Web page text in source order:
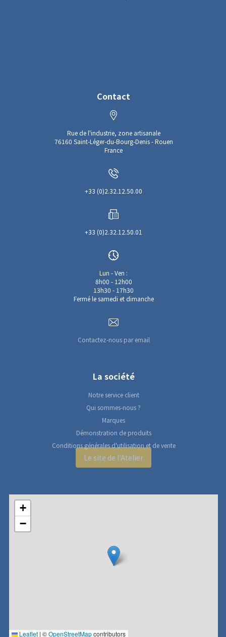
Contact
Rue de l'industrie, zone artisanale
76160 Saint-Léger-du-Bourg-Denis - Rouen
France
+33 (0)2.32.12.50.00
+33 (0)2.32.12.50.01
Lun - Ven :
8h00 - 12h00
13h30 - 17h30
Fermé le samedi et dimanche
Contactez-nous par email
La société
Notre service client
Qui sommes-nous ?
Marques
Démonstration de produits
Conditions générales d'utilisation et de vente
Le site de l'Atelier